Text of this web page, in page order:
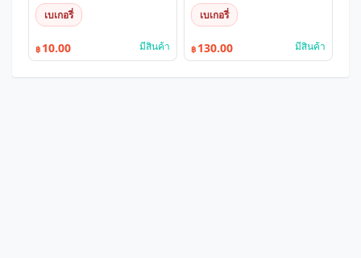
เบเกอรี่
฿ 10.00 มีสินค้า
เบเกอรี่
฿ 130.00 มีสินค้า